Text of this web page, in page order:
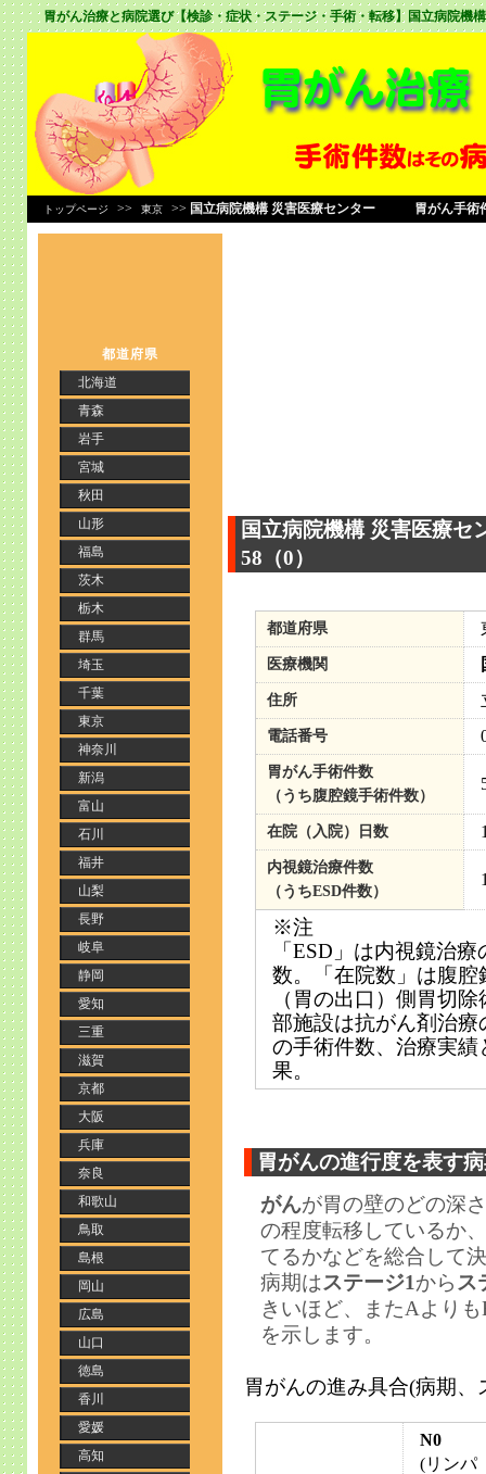
胃がん治療と病院選び【検診・症状・ステージ・手術・転移】 国立病院機
トップページ >> 東京 >> 国立病院機構 災害医療センター 胃がん手術
国立病院機構 災害医
58（0）
都道府県
医療機関
住所
電話番号
胃がん手術件数
（うち腹腔鏡手術件数）
在院（入院）日数
内視鏡治療件数
（うちESD件数）
※注
「ESD」は内視鏡治
数。「在院数」は腹
（胃の出口）側胃切
部施設は抗がん剤治
の手術件数、治療実
果。
胃がんの進行度を表す
がんが胃の壁のどの深
の程度転移しているか
てるかなどを総合して
病期はステージ1から ス
きいほど、またAより
を示します。
胃がんの進み具合(病期、
N0
(リンパ
都道府県
北海道
青森
岩手
宮城
秋田
山形
福島
茨木
栃木
群馬
埼玉
千葉
東京
神奈川
新潟
富山
石川
福井
山梨
長野
岐阜
静岡
愛知
三重
滋賀
京都
大阪
兵庫
奈良
和歌山
鳥取
島根
岡山
広島
山口
徳島
香川
愛媛
高知